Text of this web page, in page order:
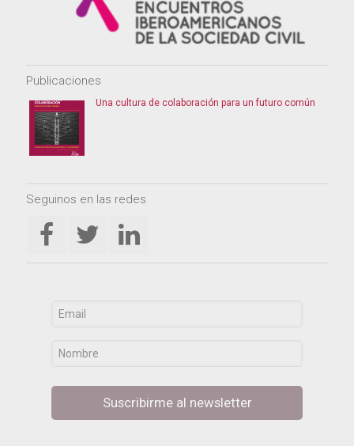
Publicaciones
Una cultura de colaboración para un futuro común
Seguinos en las redes
Suscribirme al newsletter